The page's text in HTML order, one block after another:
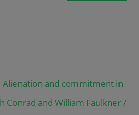
Alienation and commitment in
Conrad and William Faulkner /